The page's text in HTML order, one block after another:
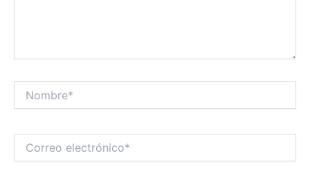
electrónico*